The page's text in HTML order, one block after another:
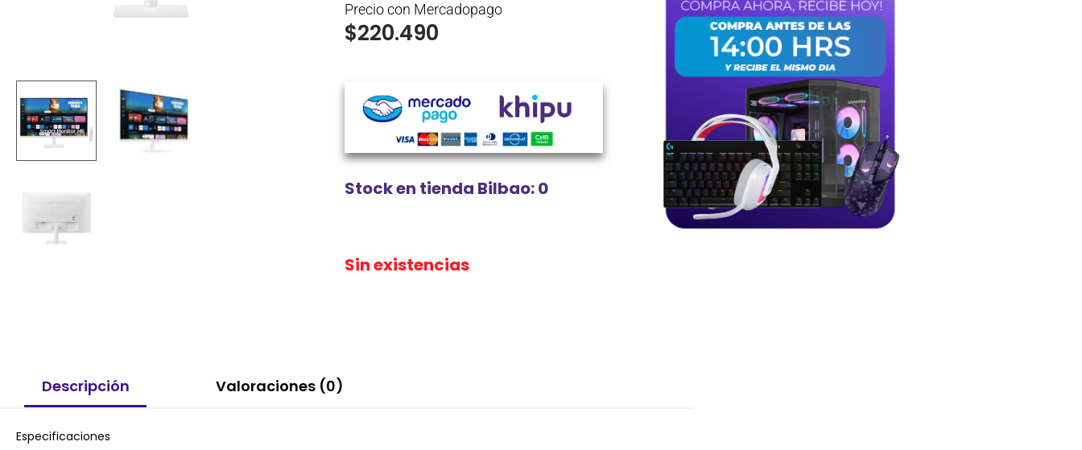
Precio con Mercadopago
$220.490
Stock en tienda Bilbao: 0
Sin existencias
Descripción Valoraciones (0)
Especificaciones